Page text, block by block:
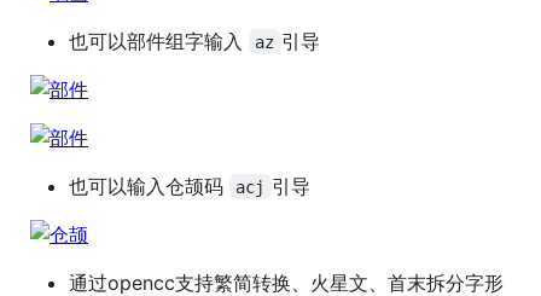
也可以部件组字输入 az 引导
也可以输入仓颉码 acj 引导
通过opencc支持繁简转换、火星文、首末拆分字形